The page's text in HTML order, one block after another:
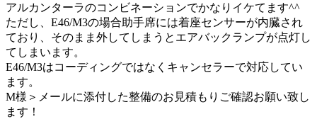
アルカンターラのコンビネーションでかなりイケてます^^
ただし、E46/M3の場合助手席には着座センサーが内臓され
ており、そのまま外してしまうとエアバックランプが点灯し
てしまいます。
E46/M3はコーディングではなくキャンセラーで対応してい
ます。
M様＞メールに添付した整備のお見積もりご確認お願い致し
ます！